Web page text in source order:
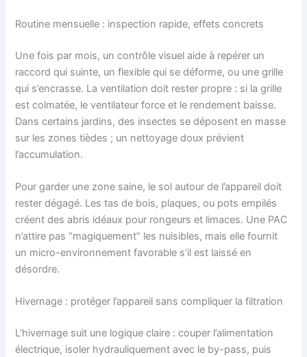
Routine mensuelle : inspection rapide, effets concrets
Une fois par mois, un contrôle visuel aide à repérer un
raccord qui suinte, un flexible qui se déforme, ou une grille
qui s’encrasse. La ventilation doit rester propre : si la grille
est colmatée, le ventilateur force et le rendement baisse.
Dans certains jardins, des insectes se déposent en masse
sur les zones tièdes ; un nettoyage doux prévient
l’accumulation.
Pour garder une zone saine, le sol autour de l’appareil doit
rester dégagé. Les tas de bois, plaques, ou pots empilés
créent des abris idéaux pour rongeurs et limaces. Une PAC
n’attire pas “magiquement” les nuisibles, mais elle fournit
un micro-environnement favorable s’il est laissé en
désordre.
Hivernage : protéger l’appareil sans compliquer la filtration
L’hivernage suit une logique claire : couper l’alimentation
électrique, isoler hydrauliquement avec le by-pass, puis